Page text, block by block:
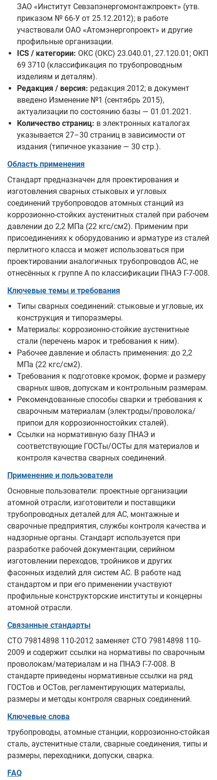
ЗАО «Институт Севзапэнергомонтажпроект» (утв.
приказом № 66-У от 25.12.2012); в работе
участвовали ОАО «Атомэнергопроект» и другие
профильные организации.
ICS / категории: ОКС (ОКС) 23.040.01, 27.120.01; ОКП
69 3710 (классификация по трубопроводным
изделиям и деталям).
Редакция / версия: редакция 2012; в документ
введено Изменение №1 (сентябрь 2015),
актуализации по состоянию базы — 01.01.2021.
Количество страниц: в электронных каталогах
указывается 27–30 страниц в зависимости от
издания (типичное указание — 30 стр.).
Область применения
Стандарт предназначен для проектирования и
изготовления сварных стыковых и угловых
соединений трубопроводов атомных станций из
коррозионно-стойких аустенитных сталей при рабочем
давлении до 2,2 МПа (22 кгс/см2). Применим при
присоединениях к оборудованию и арматуре из сталей
перлитного класса и может использоваться при
проектировании аналогичных трубопроводов АС, не
отнесённых к группе А по классификации ПНАЭ Г-7-008.
Ключевые темы и требования
Типы сварных соединений: стыковые и угловые, их
конструкция и типоразмеры.
Материалы: коррозионно-стойкие аустенитные
стали (перечень марок и требования к ним).
Рабочее давление и область применения: до 2,2
МПа (22 кгс/см2).
Требования к подготовке кромок, форме и размеру
сварных швов, допускам и контрольным размерам.
Рекомендованные способы сварки и требования к
сварочным материалам (электроды/проволока/
припои для коррозионностойких сталей).
Ссылки на нормативную базу ПНАЭ и
соответствующие ГОСТы/ОСТы для материалов и
контроля качества сварных соединений.
Применение и пользователи
Основные пользователи: проектные организации
атомной отрасли, изготовители и поставщики
трубопроводных деталей для АС, монтажные и
сварочные предприятия, службы контроля качества и
надзорные органы. Стандарт используется при
разработке рабочей документации, серийном
изготовлении переходов, тройников и других
фасонных изделий для систем АС. В работе над
стандартом и при его применении участвуют
профильные конструкторские институты и концерны
атомной отрасли.
Связанные стандарты
СТО 79814898 110-2012 заменяет СТО 79814898 110-
2009 и содержит ссылки на нормативы по сварочным
проволокам/материалам и на ПНАЭ Г-7-008. В
стандарте приведены нормативные ссылки на ряд
ГОСТов и ОСТов, регламентирующих материалы,
размеры и методы контроля сварных соединений.
Ключевые слова
трубопроводы, атомные станции, коррозионно-стойкая
сталь, аустенитные стали, сварные соединения, типы и
размеры, переходники, допуски, сварка.
FAQ